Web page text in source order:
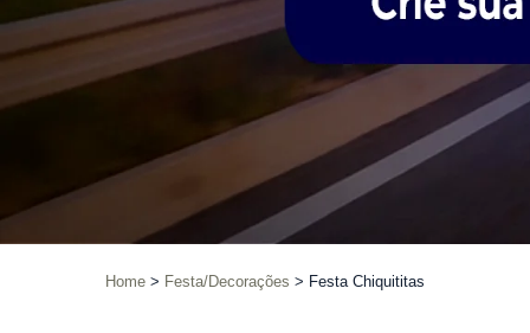
Home Festa/Decorações Festa Chiquititas